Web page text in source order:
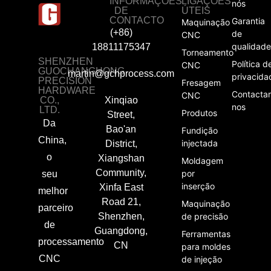
SHENZHEN
GUOCHANGHONG
PRECISION
HARDWARE
CO.,
LTD.
Da
China,
o
seu
melhor
parceiro
de
processamento
CNC
DE
CONTACTO
(+86)
18811175347
martin@gchprocess.com
Xinqiao
Street,
Bao'an
District,
Xiangshan
Community,
Xinfa East
Road 21,
Shenzhen,
Guangdong,
CN
ÚTEIS
Maquinação
CNC
Torneamento
CNC
Fresagem
CNC
Produtos
Fundição
injectada
Moldagem
por
inserção
Maquinação
de precisão
Ferramentas
para moldes
de injeção
nós
Garantia
de
qualidade
Política
nos